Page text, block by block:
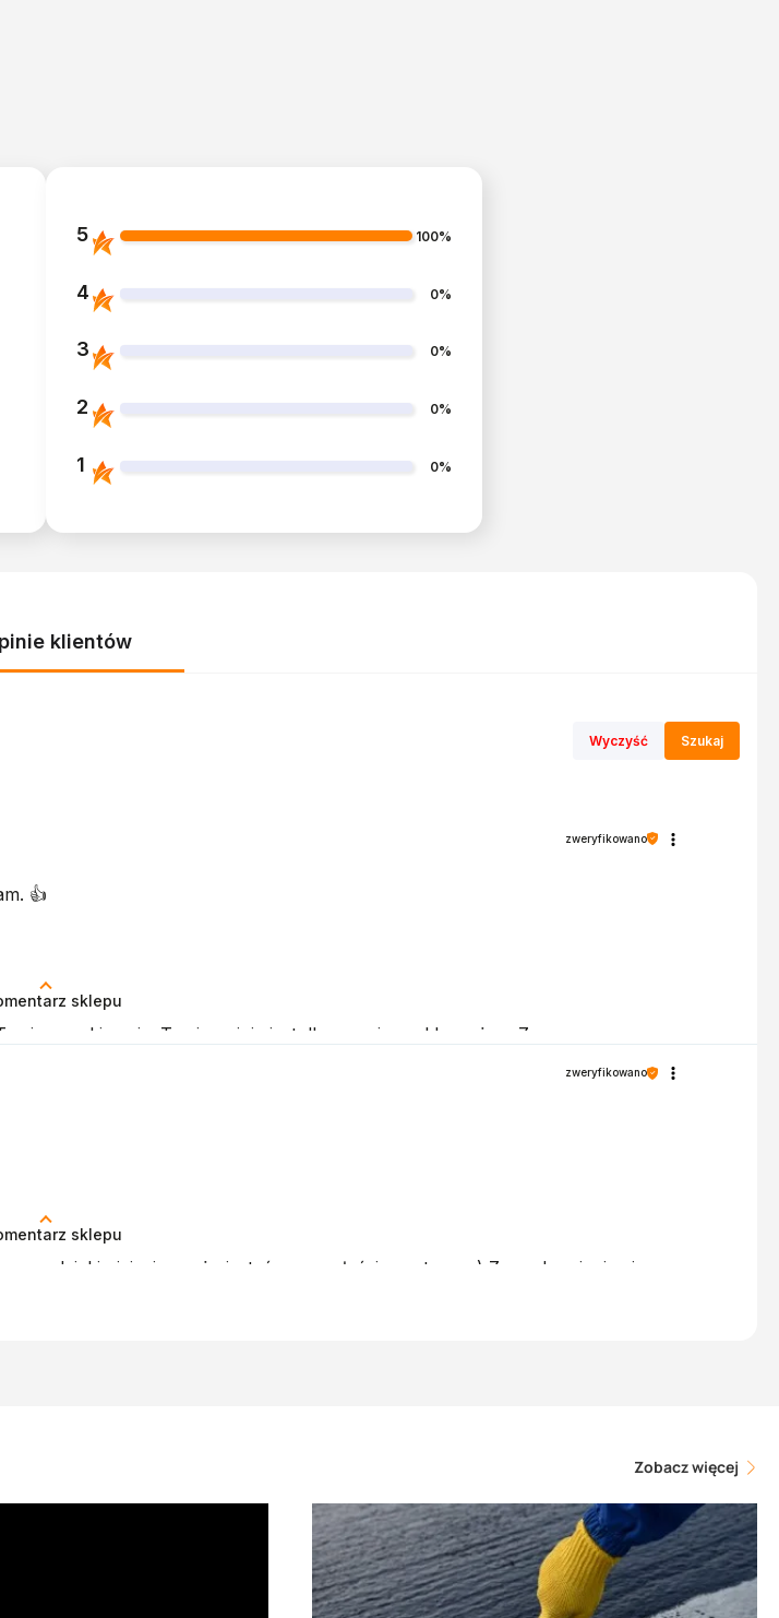
5 100%
4 0%
3 0%
2 0%
1 0%
klientów
Wyczyść Szukaj
sklepu
oczekiwania. Twoja opinia jest dla nas niezwykle ważna. Z
zweryfikowano
👍️
sklepu
- dzięki niej wiemy, że jesteśmy na właściwym torze :) Z pozdrowieniami,
zweryfikowano
Zobacz więcej